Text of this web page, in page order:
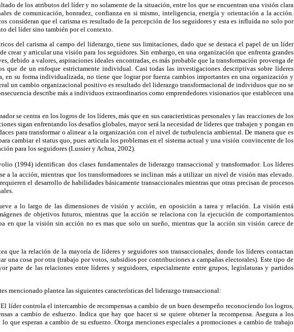
de los atributos del líder y no solamente de la situación, entre los que se encuentran una visión clara
de comunicación, honradez, confianza en si mismo, inteligencia, energía y orientación a la acción.
consideran que el carisma es resultado de la percepción de los seguidores y esta es influida no solo por
del líder sino también por el contexto.
del carisma al campo del liderazgo, tiene sus limitaciones, dado que se destaca el papel de un líder
crear y articular una visión para los seguidores. Sin embargo, en una organización que enfrenta grandes
debido a valores, aspiraciones ideales encontradas, es más probable que la transformación provenga de
que de un enfoque estrictamente individual. Casi todas las investigaciones descriptivas sobre líderes
en su forma individualizada, no tiene que lograr por fuerza cambios importantes en una organización y
un cambio organizacional positivo es resultado del liderazgo transformacional de individuos que no se
describe más a individuos extraordinarios como emprendedores visionarios que establecen una
se centra en los logros de los líderes, más que en sus características personales y las reacciones de los
sigan enfrentando los desafíos globales, mayor será la necesidad de líderes que trabajen y pongan en
para transformar o alinear a la organización con el nivel de turbulencia ambiental. De manera que es
cambiar el status quo, pues articula los problemas en el sistema actual y una visión convincente de los
para los seguidores (Lussier y Achua, 2002).
(1994) identifican dos clases fundamentales de liderazgo transaccional y transformador. Los líderes
a la acción, mientras que los transformadores se inclinan más a utilizar un nivel de visión mas elevado.
el desarrollo de habilidades básicamente transaccionales mientras que otras precisan de procesos
a lo largo de las dimensiones de visión y acción, en oposición a tarea y relación. La visión está
de objetivos futuros, mientras que la acción se relaciona con la ejecución de comportamientos
en que la visión sin acción no es mas que solo un sueño, mientras que la acción sin visión carece de
que la relación de la mayoría de líderes y seguidores son transaccionales, donde los líderes contactan
una cosa por otra (trabajo por votos, subsidios por contribuciones a campañas electorales). Este tipo de
parte de las relaciones entre líderes y seguidores, especialmente entre grupos, legislaturas y partidos
mencionado plantea las siguientes características del liderazgo transaccional:
líder controla el intercambio de recompensas a cambio de un buen desempeño reconociendo los logros,
a cambio de esfuerzo. Indica que hay que hacer si se quiere obtener la recompensa. Asegura a los
que esperan a cambio de su esfuerzo. Otorga menciones especiales a promociones a cambio de trabajo